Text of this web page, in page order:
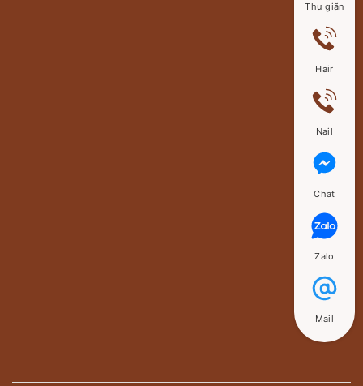
Thư giãn
Hair
Nail
Chat
Zalo
Mail